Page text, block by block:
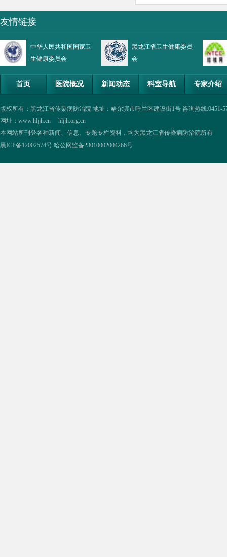
友情链接
中华人民共和国国家卫
生健康委员会
黑龙江省卫生健康委员
会
首页 医院概况 新闻动态 科室导航 专家介绍
版权所有：黑龙江省传染病防治院 地址：哈尔滨市呼兰区建设街1号 咨询热线:0451-
网址：www.hljjh.cn hljjh.org.cn
本网站所刊登各种新闻、信息、专题专栏资料，均为黑龙江省传染病防治院所有
黑ICP备12002574号 哈公网监备23010002004266号